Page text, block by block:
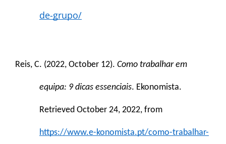
de-grupo/
Reis, C. (2022, October 12). Como trabalhar em
equipa: 9 dicas essenciais. Ekonomista.
https://www.e-konomista.pt/como-trabalhar-